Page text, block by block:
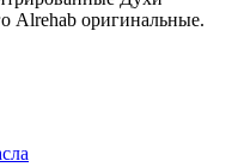
Alrehab оригинальные.